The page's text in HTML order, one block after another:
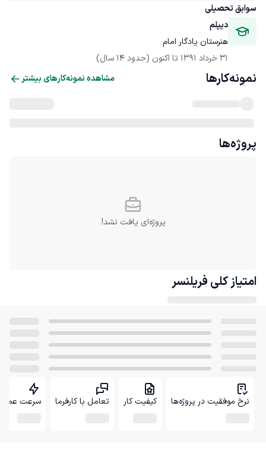
سوابق تحصیلی
دیپلم
هنرستان یادگار امام
31 خرداد 1391
تا اکنون (حدود 14 سال)
نمونه‌کارها مشاهده نمونه‌کارهای بیشتر
پروژه‌ها
پروژه‌ای یافت نشد!
امتیاز کلی فریلنسر
نرخ موفقیت در پروژه‌ها کیفیت کار تعامل با کارفرما سرعت عمل